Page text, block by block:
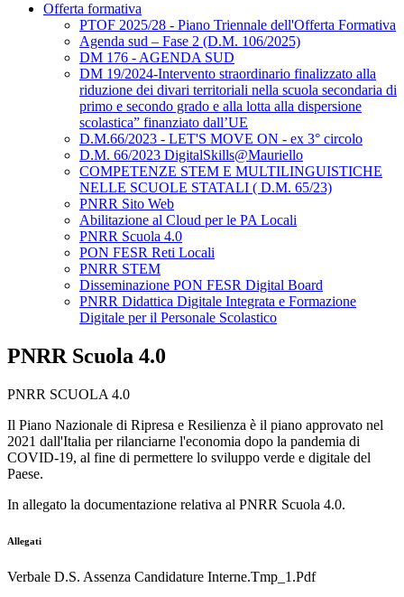
Offerta formativa
PTOF 2025/28 - Piano Triennale dell'Offerta Formativa
Agenda sud – Fase 2 (D.M. 106/2025)
DM 176 - AGENDA SUD
DM 19/2024-Intervento straordinario finalizzato alla
riduzione dei divari territoriali nella scuola secondaria di
primo e secondo grado e alla lotta alla dispersione
scolastica” finanziato dall’UE
D.M.66/2023 - LET'S MOVE ON - ex 3° circolo
D.M. 66/2023 DigitalSkills@Mauriello
COMPETENZE STEM E MULTILINGUISTICHE
NELLE SCUOLE STATALI ( D.M. 65/23)
PNRR Sito Web
Abilitazione al Cloud per le PA Locali
PNRR Scuola 4.0
PON FESR Reti Locali
PNRR STEM
Disseminazione PON FESR Digital Board
PNRR Didattica Digitale Integrata e Formazione
Digitale per il Personale Scolastico
PNRR Scuola 4.0
PNRR SCUOLA 4.0
Il Piano Nazionale di Ripresa e Resilienza è il piano approvato nel
2021 dall'Italia per rilanciarne l'economia dopo la pandemia di
COVID-19, al fine di permettere lo sviluppo verde e digitale del
Paese.
In allegato la documentazione relativa al PNRR Scuola 4.0.
Allegati
Verbale D.S. Assenza Candidature Interne.Tmp_1.Pdf